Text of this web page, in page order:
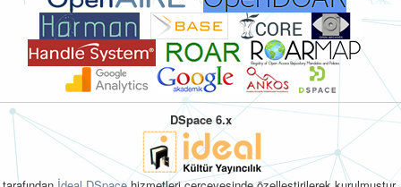
DSpace 6.x